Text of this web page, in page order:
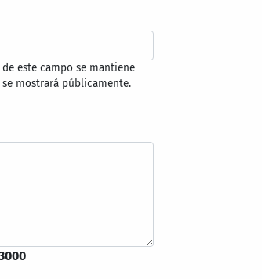
este campo se mantiene
mostrará públicamente.